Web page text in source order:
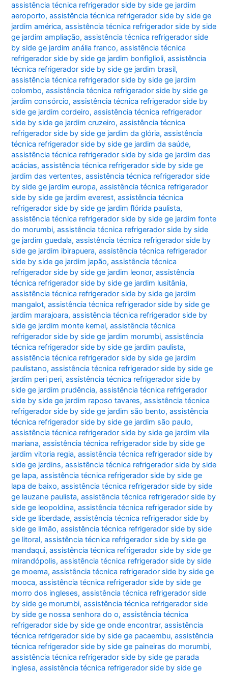
assistência técnica refrigerador side by side ge jardim
aeroporto,assistência técnica refrigerador side by side ge
jardim américa,assistência técnica refrigerador side by side
ge jardim ampliação,assistência técnica refrigerador side
by side ge jardim anália franco,assistência técnica
refrigerador side by side ge jardim bonfiglioli,assistência
técnica refrigerador side by side ge jardim brasil,
assistência técnica refrigerador side by side ge jardim
colombo,assistência técnica refrigerador side by side ge
jardim consórcio,assistência técnica refrigerador side by
side ge jardim cordeiro,assistência técnica refrigerador
side by side ge jardim cruzeiro,assistência técnica
refrigerador side by side ge jardim da glória,assistência
técnica refrigerador side by side ge jardim da saúde,
assistência técnica refrigerador side by side ge jardim das
acácias,assistência técnica refrigerador side by side ge
jardim das vertentes,assistência técnica refrigerador side
by side ge jardim europa,assistência técnica refrigerador
side by side ge jardim everest,assistência técnica
refrigerador side by side ge jardim flórida paulista,
assistência técnica refrigerador side by side ge jardim fonte
do morumbi,assistência técnica refrigerador side by side
ge jardim guedala,assistência técnica refrigerador side by
side ge jardim ibirapuera,assistência técnica refrigerador
side by side ge jardim japão,assistência técnica
refrigerador side by side ge jardim leonor,assistência
técnica refrigerador side by side ge jardim lusitânia,
assistência técnica refrigerador side by side ge jardim
mangalot,assistência técnica refrigerador side by side ge
jardim marajoara,assistência técnica refrigerador side by
side ge jardim monte kemel,assistência técnica
refrigerador side by side ge jardim morumbi,assistência
técnica refrigerador side by side ge jardim paulista,
assistência técnica refrigerador side by side ge jardim
paulistano,assistência técnica refrigerador side by side ge
jardim peri peri,assistência técnica refrigerador side by
side ge jardim prudência,assistência técnica refrigerador
side by side ge jardim raposo tavares,assistência técnica
refrigerador side by side ge jardim são bento,assistência
técnica refrigerador side by side ge jardim são paulo,
assistência técnica refrigerador side by side ge jardim vila
mariana,assistência técnica refrigerador side by side ge
jardim vitoria regia,assistência técnica refrigerador side by
side ge jardins,assistência técnica refrigerador side by side
ge lapa,assistência técnica refrigerador side by side ge
lapa de baixo,assistência técnica refrigerador side by side
ge lauzane paulista,assistência técnica refrigerador side by
side ge leopoldina,assistência técnica refrigerador side by
side ge liberdade,assistência técnica refrigerador side by
side ge limão,assistência técnica refrigerador side by side
ge litoral,assistência técnica refrigerador side by side ge
mandaqui,assistência técnica refrigerador side by side ge
mirandópolis,assistência técnica refrigerador side by side
ge moema,assistência técnica refrigerador side by side ge
mooca,assistência técnica refrigerador side by side ge
morro dos ingleses,assistência técnica refrigerador side
by side ge morumbi,assistência técnica refrigerador side
by side ge nossa senhora do o,assistência técnica
refrigerador side by side ge onde encontrar,assistência
técnica refrigerador side by side ge pacaembu,assistência
técnica refrigerador side by side ge paineiras do morumbi,
assistência técnica refrigerador side by side ge parada
inglesa,assistência técnica refrigerador side by side ge